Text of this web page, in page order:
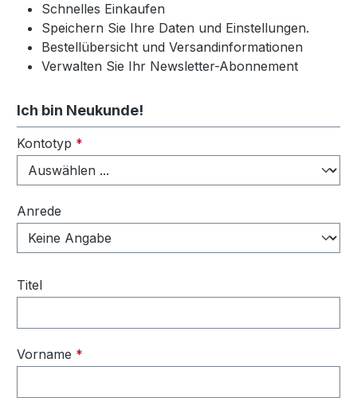
Schnelles Einkaufen
Speichern Sie Ihre Daten und Einstellungen.
Bestellübersicht und Versandinformationen
Verwalten Sie Ihr Newsletter-Abonnement
Ich bin Neukunde!
Persönliche Informationen
Kontotyp *
Anrede
Titel
Vorname *